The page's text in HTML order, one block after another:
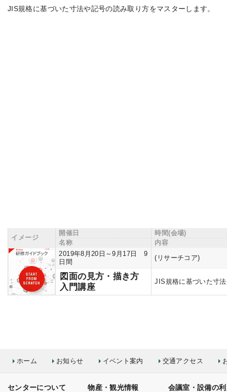
JIS規格に基づいた寸法や記号の読み取り方をマスターします。
イメージ
開催日
時間(会場)
名称
内容
2019年8月20日～9月17日 9
日間
(リサーチコア)
図面の見方・描き方
入門講座
JIS規格に基づいた寸
ホーム お知らせ イベント案内 交通アクセス
センターについて 物産・観光情報 会議室・設備の